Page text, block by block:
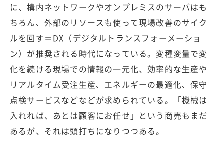
に、構内ネットワークやオンプレミスのサーバはも
ちろん、外部のリソースも使って現場改善のサイク
ルを回す＝DX（デジタルトランスフォーメーショ
ン）が推奨される時代になっている。変種変量で変
化を続ける現場での情報の一元化、効率的な生産や
リアルタイム受注生産、エネルギーの最適化、保守
点検サービスなどなどが求められている。「機械は
入れれば、あとは顧客にお任せ」という商売もまだ
あるが、それは頭打ちになりつつある。